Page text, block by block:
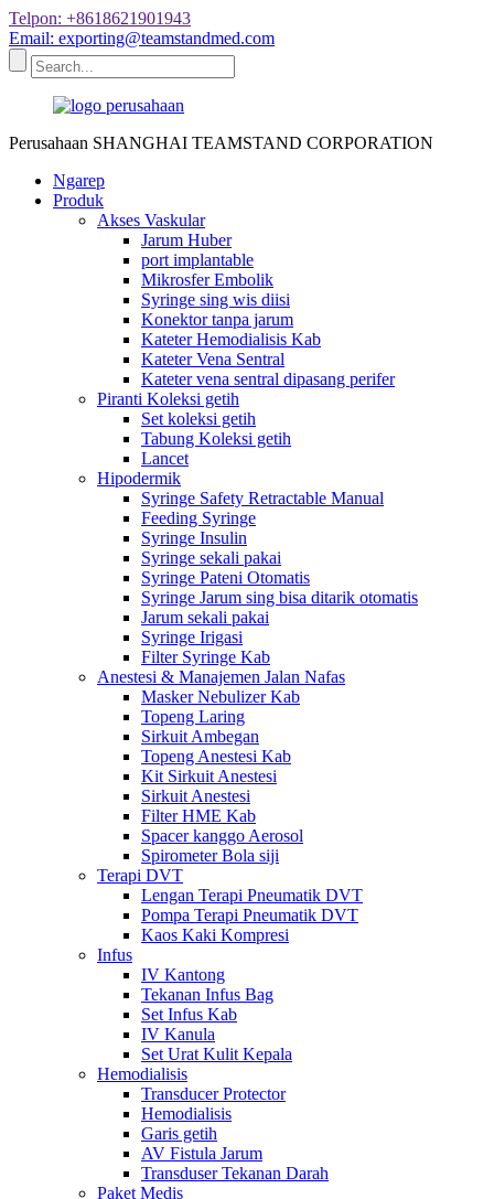
Telpon: +8618621901943
Email: exporting@teamstandmed.com
Perusahaan SHANGHAI TEAMSTAND CORPORATION
Ngarep
Produk
Akses Vaskular
Jarum Huber
port implantable
Mikrosfer Embolik
Syringe sing wis diisi
Konektor tanpa jarum
Kateter Hemodialisis Kab
Kateter Vena Sentral
Kateter vena sentral dipasang perifer
Piranti Koleksi getih
Set koleksi getih
Tabung Koleksi getih
Lancet
Hipodermik
Syringe Safety Retractable Manual
Feeding Syringe
Syringe Insulin
Syringe sekali pakai
Syringe Pateni Otomatis
Syringe Jarum sing bisa ditarik otomatis
Jarum sekali pakai
Syringe Irigasi
Filter Syringe Kab
Anestesi & Manajemen Jalan Nafas
Masker Nebulizer Kab
Topeng Laring
Sirkuit Ambegan
Topeng Anestesi Kab
Kit Sirkuit Anestesi
Sirkuit Anestesi
Filter HME Kab
Spacer kanggo Aerosol
Spirometer Bola siji
Terapi DVT
Lengan Terapi Pneumatik DVT
Pompa Terapi Pneumatik DVT
Kaos Kaki Kompresi
Infus
IV Kantong
Tekanan Infus Bag
Set Infus Kab
IV Kanula
Set Urat Kulit Kepala
Hemodialisis
Transducer Protector
Hemodialisis
Garis getih
AV Fistula Jarum
Transduser Tekanan Darah
Paket Medis